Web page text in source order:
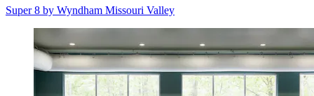
Super 8 by Wyndham Missouri Valley